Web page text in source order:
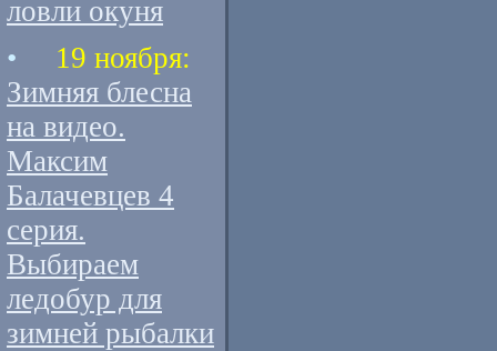
ловли окуня
• 19 ноября:
Зимняя блесна
на видео.
Максим
Балачевцев 4
серия.
Выбираем
ледобур для
зимней рыбалки